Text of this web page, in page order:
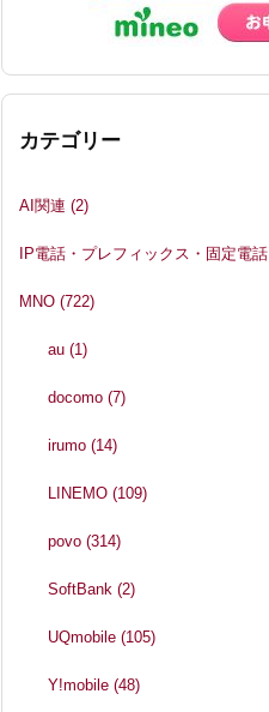
カテゴリー
AI関連 (2)
IP電話・プレフィックス・固定電話
MNO (722)
au(1)
docomo(7)
irumo(14)
LINEMO(109)
povo(314)
SoftBank(2)
UQmobile(105)
Y!mobile(48)